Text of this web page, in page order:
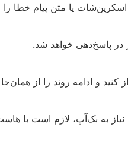
یا متن پیام خطا را
در پاسخ‌دهی خواهد شد.
و ادامه روند را از همان‌جا
به بک‌آپ، لازم است با